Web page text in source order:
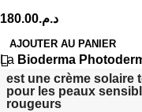
د.م.180.00
AJOUTER AU PANIER
La Bioderma
est une crème solaire
pour les peaux
rougeurs